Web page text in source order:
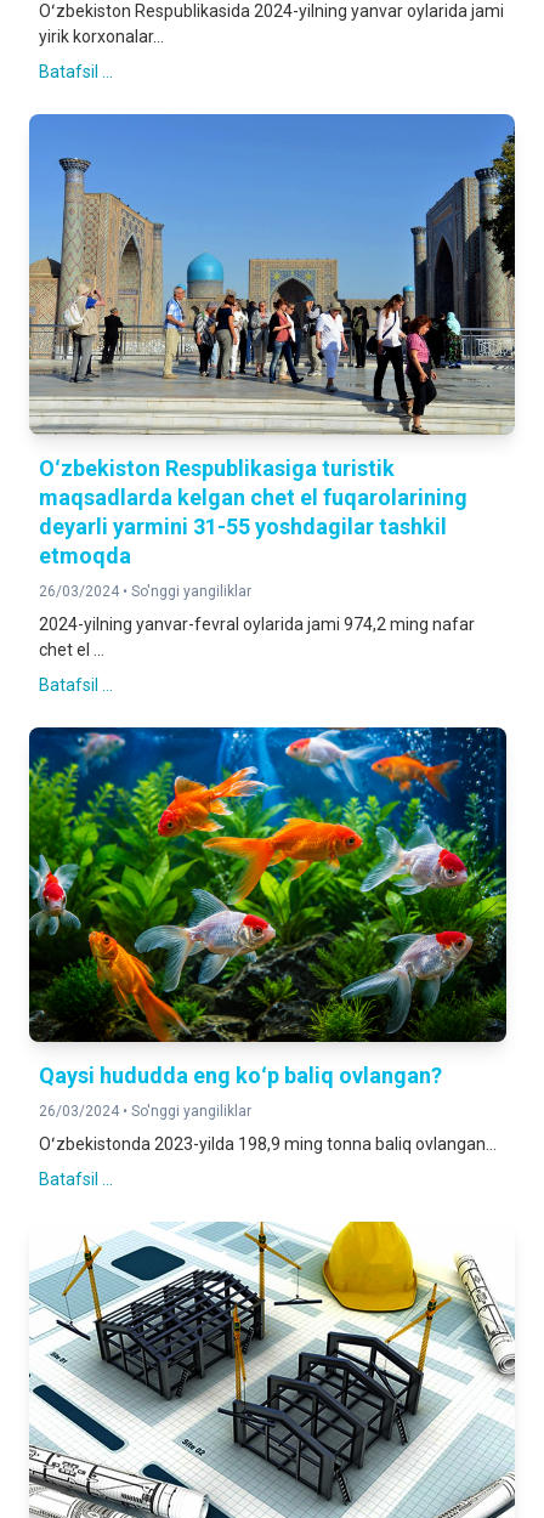
Oʻzbekiston Respublikasida 2024-yilning yanvar oylarida jami
yirik korxonalar...
Batafsil ...
Oʻzbekiston Respublikasiga turistik
maqsadlarda kelgan chet el fuqarolarining
deyarli yarmini 31-55 yoshdagilar tashkil
etmoqda
26/03/2024 • So'nggi yangiliklar
2024-yilning yanvar-fevral oylarida jami 974,2 ming nafar
chet el ...
Batafsil ...
Qaysi hududda eng koʻp baliq ovlangan?
26/03/2024 • So'nggi yangiliklar
Oʻzbekistonda 2023-yilda 198,9 ming tonna baliq ovlangan...
Batafsil ...